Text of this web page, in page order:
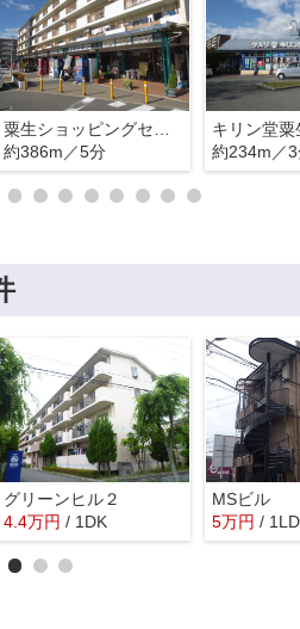
約386m／5分
キリン堂粟
約234m／
グリーンヒル２
4.4万円 / 1DK
MSビル
5万円 /